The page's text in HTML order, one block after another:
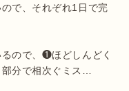
で、それぞれ1日で完
ので、❶ほどしんどく
分で相次ぐミス…